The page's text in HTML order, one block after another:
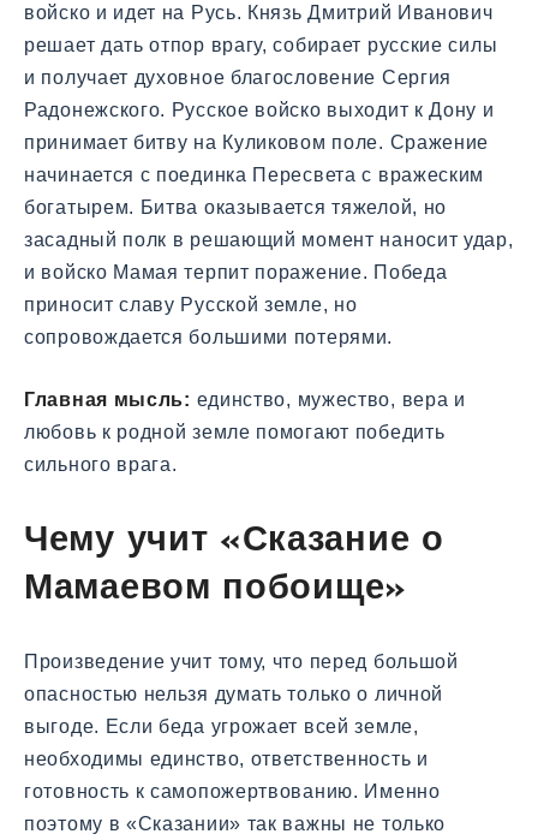
войско и идет на Русь. Князь Дмитрий Иванович
решает дать отпор врагу, собирает русские силы
и получает духовное благословение Сергия
Радонежского. Русское войско выходит к Дону и
принимает битву на Куликовом поле. Сражение
начинается с поединка Пересвета с вражеским
богатырем. Битва оказывается тяжелой, но
засадный полк в решающий момент наносит удар,
и войско Мамая терпит поражение. Победа
приносит славу Русской земле, но
сопровождается большими потерями.
Главная мысль: единство, мужество, вера и
любовь к родной земле помогают победить
сильного врага.
Чему учит «Сказание о
Мамаевом побоище»
Произведение учит тому, что перед большой
опасностью нельзя думать только о личной
выгоде. Если беда угрожает всей земле,
необходимы единство, ответственность и
готовность к самопожертвованию. Именно
поэтому в «Сказании» так важны не только